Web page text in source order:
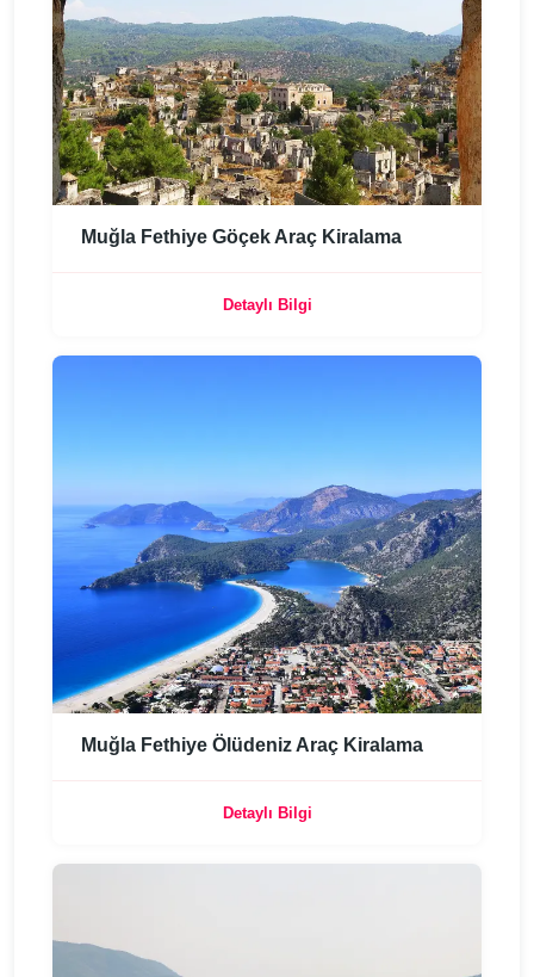
Muğla Fethiye Göçek Araç Kiralama
Detaylı Bilgi
Muğla Fethiye Ölüdeniz Araç Kiralama
Detaylı Bilgi